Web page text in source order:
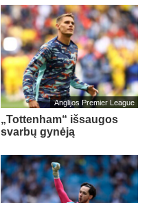
Anglijos Premier League
„Tottenham“ išsaugos
svarbų gynėją